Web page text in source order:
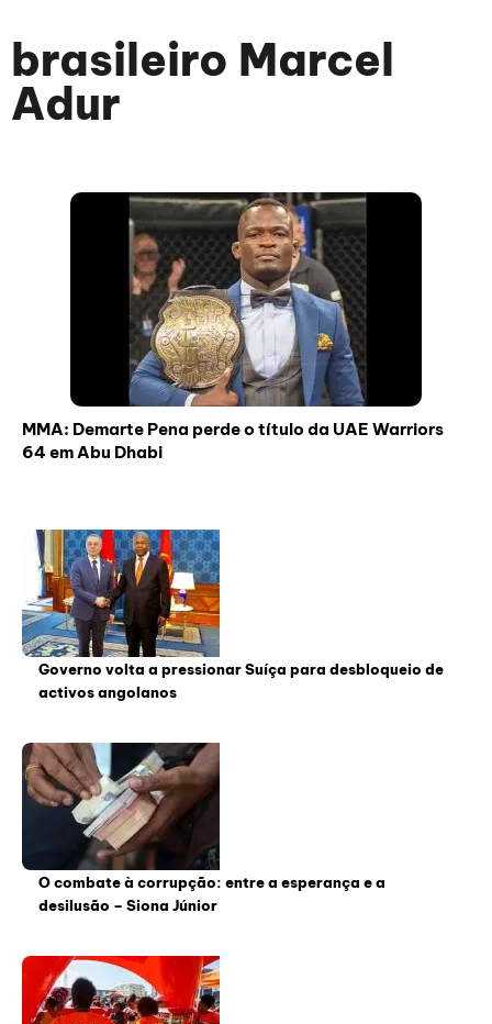
brasileiro Marcel
Adur
MMA: Demarte Pena perde o título da UAE Warriors
64 em Abu Dhabi
Governo volta a pressionar Suíça para desbloqueio de
activos angolanos
O combate à corrupção: entre a esperança e a
desilusão – Siona Júnior